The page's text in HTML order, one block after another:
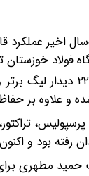
اخیر عملکرد
فولاد خوزستان
این دروازه‌بان
حمید مطهری